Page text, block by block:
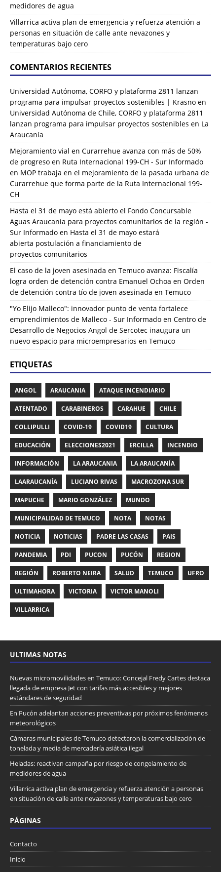
medidores de agua
Villarrica activa plan de emergencia y refuerza atención a
personas en situación de calle ante nevazones y
temperaturas bajo cero
COMENTARIOS RECIENTES
Universidad Autónoma, CORFO y plataforma 2811 lanzan
programa para impulsar proyectos sostenibles | Krasno en
Universidad Autónoma de Chile, CORFO y plataforma 2811
lanzan programa para impulsar proyectos sostenibles en La
Araucanía
Mejoramiento vial en Curarrehue avanza con más de 50%
de progreso en Ruta Internacional 199-CH - Sur Informado
en MOP trabaja en el mejoramiento de la pasada urbana de
Curarrehue que forma parte de la Ruta Internacional 199-
CH
Hasta el 31 de mayo está abierto el Fondo Concursable
Aguas Araucanía para proyectos comunitarios de la región -
Sur Informado en Hasta el 31 de mayo estará
abierta postulación a financiamiento de
proyectos comunitarios
El caso de la joven asesinada en Temuco avanza: Fiscalía
logra orden de detención contra Emanuel Ochoa en Orden
de detención contra tío de joven asesinada en Temuco
"Yo Elijo Malleco": innovador punto de venta fortalece
emprendimientos de Malleco - Sur Informado en Centro de
Desarrollo de Negocios Angol de Sercotec inaugura un
nuevo espacio para microempresarios en Temuco
ETIQUETAS
ANGOL ARAUCANIA ATAQUE INCENDIARIO
ATENTADO CARABINEROS CARAHUE CHILE
COLLIPULLI COVID-19 COVID19 CULTURA
EDUCACIÓN ELECCIONES2021 ERCILLA INCENDIO
INFORMACIÓN LA ARAUCANIA LA ARAUCANÍA
LAARAUCANÍA LUCIANO RIVAS MACROZONA SUR
MAPUCHE MARIO GONZÁLEZ MUNDO
MUNICIPALIDAD DE TEMUCO NOTA NOTAS
NOTICIA NOTICIAS PADRE LAS CASAS PAIS
PANDEMIA PDI PUCON PUCÓN REGION
REGIÓN ROBERTO NEIRA SALUD TEMUCO UFRO
ULTIMAHORA VICTORIA VICTOR MANOLI
VILLARRICA
ULTIMAS NOTAS
Nuevas micromovilidades en Temuco: Concejal Fredy Cartes destaca
llegada de empresa Jet con tarifas más accesibles y mejores
estándares de seguridad
En Pucón adelantan acciones preventivas por próximos fenómenos
meteorológicos
Cámaras municipales de Temuco detectaron la comercialización de
tonelada y media de mercadería asiática ilegal
Heladas: reactivan campaña por riesgo de congelamiento de
medidores de agua
Villarrica activa plan de emergencia y refuerza atención a personas
en situación de calle ante nevazones y temperaturas bajo cero
PÁGINAS
Contacto
Inicio